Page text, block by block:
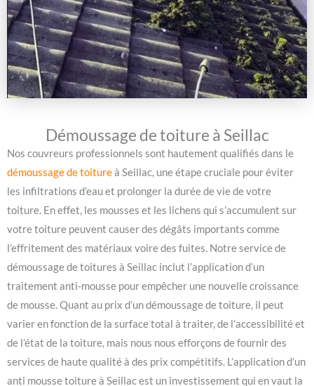
Démoussage de toiture à Seillac
Nos couvreurs professionnels sont hautement qualifiés dans le
démoussage de toitureà Seillac, une étape cruciale pour éviter
les infiltrations d’eau et prolonger la durée de vie de votre
toiture. En effet, les mousses et les lichens qui s’accumulent sur
votre toiture peuvent causer des dégâts importants comme
l’effritement des matériaux voire des fuites. Notre service de
démoussage de toitures à Seillac inclut l’application d’un
traitement anti-mousse pour empêcher une nouvelle croissance
de mousse. Quant au prix d’un démoussage de toiture, il peut
varier en fonction de la surface total à traiter, de l’accessibilité et
de l’état de la toiture, mais nous nous efforçons de fournir des
services de haute qualité à des prix compétitifs. L’application d’un
anti mousse toiture à Seillac est un investissement qui en vaut la